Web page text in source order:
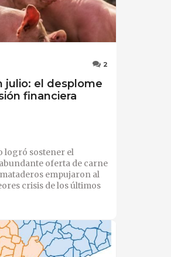
2
julio: el desplome
financiera
logró sostener el
oferta de carne
empujaron al
crisis de los últimos